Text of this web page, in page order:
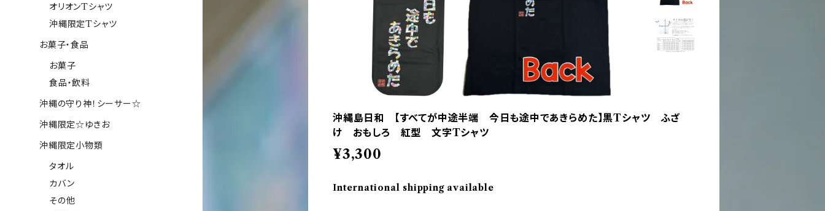
沖縄島日和 【すべてが中途半端 今日も途中であきらめた】黒Tシャツ ふざ
け おもしろ 紅型 文字Tシャツ
¥3,300
International shipping available
オリオンTシャツ
沖縄限定Tシャツ
お菓子・食品
お菓子
食品・飲料
沖縄の守り神！シーサー☆
沖縄限定☆ゆきお
沖縄限定小物類
タオル
カバン
その他